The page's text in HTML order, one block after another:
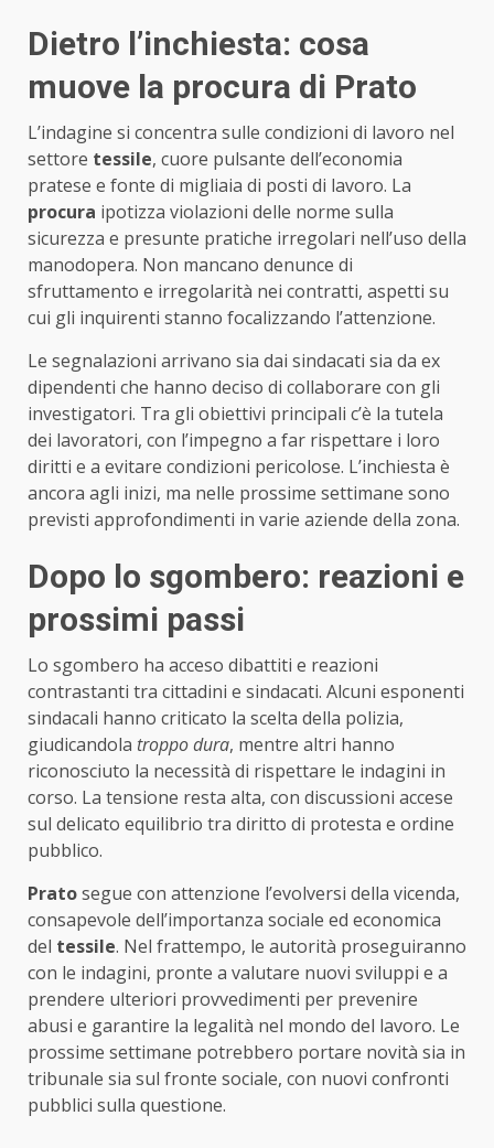
Dietro l’inchiesta: cosa
muove la procura di Prato
L’indagine si concentra sulle condizioni di lavoro nel
settore tessile, cuore pulsante dell’economia
pratese e fonte di migliaia di posti di lavoro. La
procura ipotizza violazioni delle norme sulla
sicurezza e presunte pratiche irregolari nell’uso della
manodopera. Non mancano denunce di
sfruttamento e irregolarità nei contratti, aspetti su
cui gli inquirenti stanno focalizzando l’attenzione.
Le segnalazioni arrivano sia dai sindacati sia da ex
dipendenti che hanno deciso di collaborare con gli
investigatori. Tra gli obiettivi principali c’è la tutela
dei lavoratori, con l’impegno a far rispettare i loro
diritti e a evitare condizioni pericolose. L’inchiesta è
ancora agli inizi, ma nelle prossime settimane sono
previsti approfondimenti in varie aziende della zona.
Dopo lo sgombero: reazioni e
prossimi passi
Lo sgombero ha acceso dibattiti e reazioni
contrastanti tra cittadini e sindacati. Alcuni esponenti
sindacali hanno criticato la scelta della polizia,
giudicandola troppo dura, mentre altri hanno
riconosciuto la necessità di rispettare le indagini in
corso. La tensione resta alta, con discussioni accese
sul delicato equilibrio tra diritto di protesta e ordine
pubblico.
Pratosegue con attenzione l’evolversi della vicenda,
consapevole dell’importanza sociale ed economica
del tessile. Nel frattempo, le autorità proseguiranno
con le indagini, pronte a valutare nuovi sviluppi e a
prendere ulteriori provvedimenti per prevenire
abusi e garantire la legalità nel mondo del lavoro. Le
prossime settimane potrebbero portare novità sia in
tribunale sia sul fronte sociale, con nuovi confronti
pubblici sulla questione.